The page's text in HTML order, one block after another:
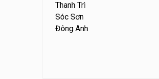
Thanh Trì
Sóc Sơn
Đông Anh